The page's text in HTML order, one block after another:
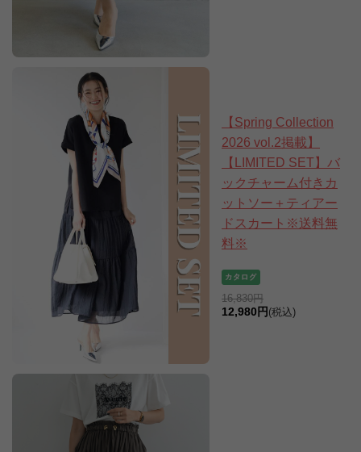
【Spring Collection
2026 vol.2掲載】
【LIMITED SET】バ
ックチャーム付きカ
ットソー＋ティアー
ドスカート※送料無
料※
16,830円
12,980円 (税込)